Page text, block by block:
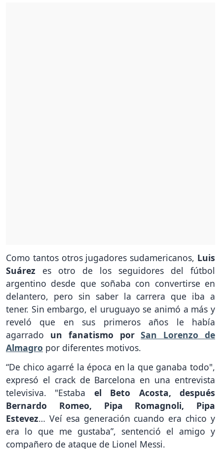
Como tantos otros jugadores sudamericanos, Luis
Suárez es otro de los seguidores del fútbol
argentino desde que soñaba con convertirse en
delantero, pero sin saber la carrera que iba a
tener. Sin embargo, el uruguayo se animó a más y
reveló que en sus primeros años le había
agarrado un fanatismo porSan Lorenzo de
Almagro por diferentes motivos.
“De chico agarré la época en la que ganaba todo",
expresó el crack de Barcelona en una entrevista
televisiva. "Estaba el Beto Acosta, después
Bernardo Romeo, Pipa Romagnoli, Pipa
Estevez… Veí esa generación cuando era chico y
era lo que me gustaba”, sentenció el amigo y
compañero de ataque de Lionel Messi.